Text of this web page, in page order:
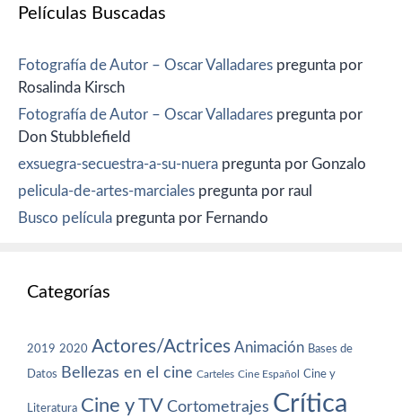
Películas Buscadas
Fotografía de Autor – Oscar Valladares pregunta por
Rosalinda Kirsch
Fotografía de Autor – Oscar Valladares pregunta por
Don Stubblefield
exsuegra-secuestra-a-su-nuera pregunta por Gonzalo
pelicula-de-artes-marciales pregunta por raul
Busco película pregunta por Fernando
Categorías
2019 2020 Actores/Actrices Animación Bases de
Datos Bellezas en el cine Carteles Cine Español Cine y
Literatura Cine y TV Cortometrajes Crítica